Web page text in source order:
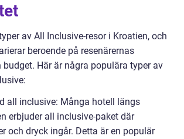
av All Inclusive-resor i Kroatien, och
beroende på resenärernas
budget. Här är några populära typer av
all inclusive: Många hotell längs
erbjuder all inclusive-paket där
och dryck ingår. Detta är en populär